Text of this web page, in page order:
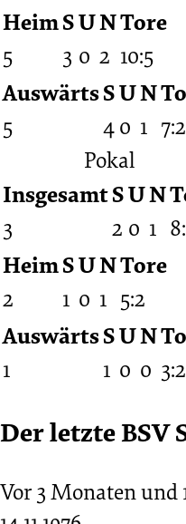
HeimSUNTore
5 3 0 2 10:5
AuswärtsSUN
5 40 1 7:2
Pokal
InsgesamtSUN
3 2 0 1
HeimSUNTore
2 1 0 1 5:2
AuswärtsSUN
1 1 0 0 3:2
Der letzte BSV
Vor 3 Monaten und